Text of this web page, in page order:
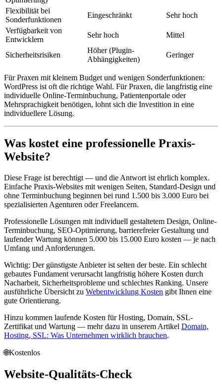
Flexibilität bei
Sonderfunktionen
Eingeschränkt
Sehr hoch
Verfügbarkeit von
Entwicklern
Sehr hoch Mittel
Sicherheitsrisiken
Höher (Plugin-
Abhängigkeiten)
Geringer
Für Praxen mit kleinem Budget und wenigen Sonderfunktionen:
WordPress ist oft die richtige Wahl. Für Praxen, die langfristig eine
individuelle Online-Terminbuchung, Patientenportale oder
Mehrsprachigkeit benötigen, lohnt sich die Investition in eine
individuellere Lösung.
Was kostet eine professionelle Praxis-
Website?
Diese Frage ist berechtigt — und die Antwort ist ehrlich komplex.
Einfache Praxis-Websites mit wenigen Seiten, Standard-Design und
ohne Terminbuchung beginnen bei rund 1.500 bis 3.000 Euro bei
spezialisierten Agenturen oder Freelancern.
Professionelle Lösungen mit individuell gestaltetem Design, Online-
Terminbuchung, SEO-Optimierung, barrierefreier Gestaltung und
laufender Wartung können 5.000 bis 15.000 Euro kosten — je nach
Umfang und Anforderungen.
Wichtig: Der günstigste Anbieter ist selten der beste. Ein schlecht
gebautes Fundament verursacht langfristig höhere Kosten durch
Nacharbeit, Sicherheitsprobleme und schlechtes Ranking. Unsere
ausführliche Übersicht zu Webentwicklung Kosten gibt Ihnen eine
gute Orientierung.
Hinzu kommen laufende Kosten für Hosting, Domain, SSL-
Zertifikat und Wartung — mehr dazu in unserem Artikel Domain,
Hosting, SSL: Was Unternehmen wirklich brauchen.
🌐Kostenlos
Website-Qualitäts-Check